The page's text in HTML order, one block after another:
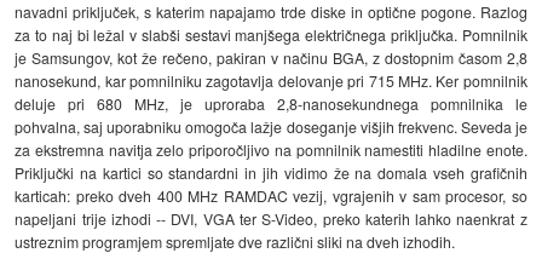
navadni priključek, s katerim napajamo trde diske in optične pogone. Razlog
za to naj bi ležal v slabši sestavi manjšega električnega priključka. Pomnilnik
je Samsungov, kot že rečeno, pakiran v načinu BGA, z dostopnim časom 2,8
nanosekund, kar pomnilniku zagotavlja delovanje pri 715 MHz. Ker pomnilnik
deluje pri 680 MHz, je uproraba 2,8-nanosekundnega pomnilnika le
pohvalna, saj uporabniku omogoča lažje doseganje višjih frekvenc. Seveda je
za ekstremna navitja zelo priporočljivo na pomnilnik namestiti hladilne enote.
Priključki na kartici so standardni in jih vidimo že na domala vseh grafičnih
karticah: preko dveh 400 MHz RAMDAC vezij, vgrajenih v sam procesor, so
napeljani trije izhodi -- DVI, VGA ter S-Video, preko katerih lahko naenkrat z
ustreznim programjem spremljate dve različni sliki na dveh izhodih.